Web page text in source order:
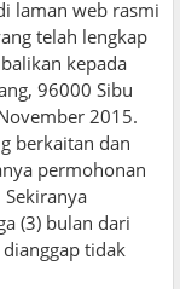
laman web rasmi
telah lengkap
kepada
96000 Sibu
2015.
berkaitan dan
permohonan
(3) bulan dari
tidak